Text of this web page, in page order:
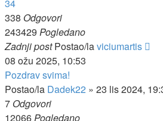
34
338 Odgovori
243429 Pogledano
Zadnji postPostao/laviciumartis
08 ožu 2025, 10:53
Pozdrav svima!
Postao/la Dadek22 » 23 lis 2024,
7 Odgovori
12066Pogledano